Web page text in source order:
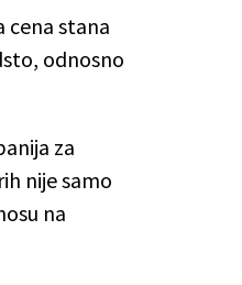
cena stana
odnosno
za
nije samo
na